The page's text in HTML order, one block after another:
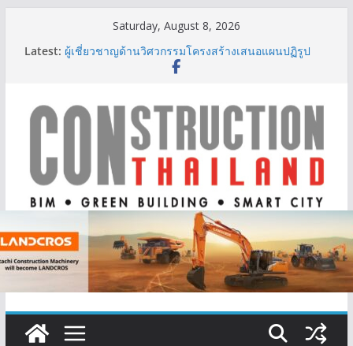
Saturday, August 8, 2026
Latest: ผู้เชี่ยวชาญด้านวิศวกรรมโครงสร้างเสนอแผนปฏิรูป
มาตรฐานตั้งแต่การออกแบบถึงการตรวจสอบอาคารไทย
เติบโต 377% ชี้ดีมานด์ภูเก็ตยังแกร่ง
BCT Expo 2026 ชูแนวคิด “Empowering Net Zero in
Construction & Mining” ขับเคลื่อนอุตสาหกรรม
ก่อสร้างและเหมืองแร่สู่สังคมคาร์บอนต่ำอย่างยั่งยืน
ลลิล พร็อพเพอร์ตี้ ก้าวสู่ปีที่ 40 ยึดลูกค้าเป็นศูนย์กลาง
IHG Hotels & Resorts เปิดตัว ฮอลิเดย์ อินน์ เอ็กซ์เพรส
อ่าวนางแห่งแรกในกระบี่